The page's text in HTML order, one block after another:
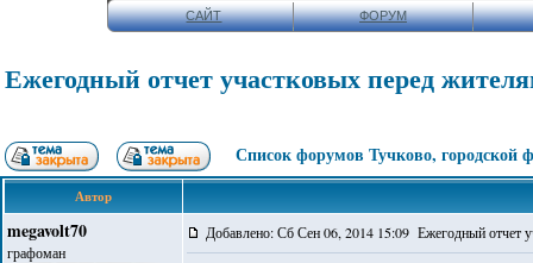
САЙТ ФОРУМ
Ежегодный отчет участковых перед
Список форумов Тучково, городской
Автор
megavolt70
графоман
Добавлено: Сб Сен 06, 2014 15:09 Ежегодный отчет